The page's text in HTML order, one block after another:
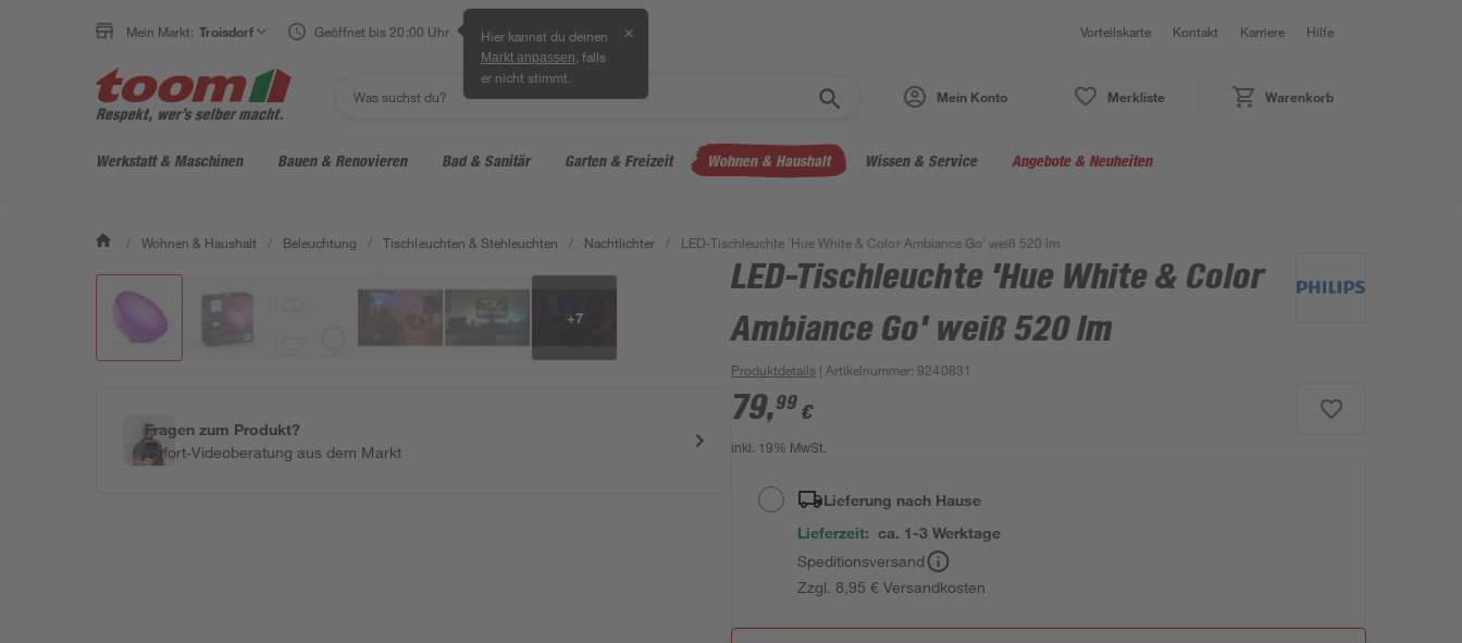
Mein Markt: Troisdorf Geöffnet bis 20:00 Uhr Hier kannst du deinen
Markt anpassen , falls
er nicht stimmt.
✕ Vorteilskarte Kontakt Karriere Hilfe
Mein Konto Merkliste Warenkorb
Werkstatt & Maschinen Bauen & Renovieren Bad & Sanitär Garten & Freizeit Wohnen & Haushalt Wissen & Service Angebote & Neuheiten
/ Wohnen & Haushalt / Beleuchtung / Tischleuchten & Stehleuchten / Nachtlichter / LED-Tischleuchte 'Hue White & Color Ambiance Go' weiß 520 lm
+7
Fragen zum Produkt?
Sofort-Videoberatung aus dem Markt
LED-Tischleuchte 'Hue White & Color
Ambiance Go' weiß 520 lm
Produktdetails | Artikelnummer:9240831
79,99 €
inkl. 19% MwSt.
Lieferung nach Hause
Lieferzeit: ca. 1-3 Werktage
Speditionsversand
Zzgl. 8,95 € Versandkosten